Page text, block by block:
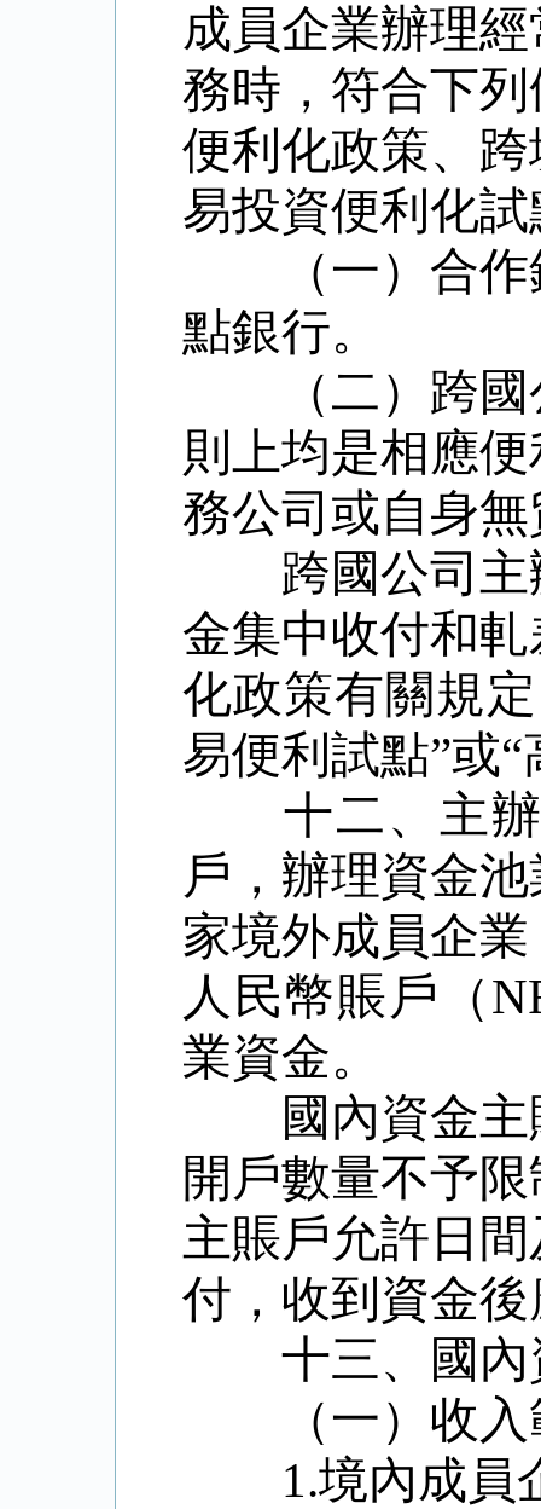
成員企業辦理
務時，符合下
便利化政策、
易投資便利化
（一）合
點銀行。
（二）跨
則上均是相應
務公司或自身
跨國公司
金集中收付和
化政策有關規
易便利試點”或“
十二、主
戶，辦理資金
家境外成員企
人民幣賬戶（
業資金。
國內資金
開戶數量不予
主賬戶允許日
付，收到資金
十三、國
（一）收
1.境內成員